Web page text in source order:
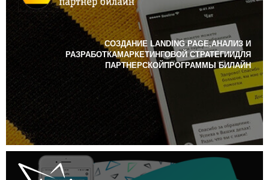
СОЗДАНИЕ LANDING PAGE,АНАЛИЗ И
РАЗРАБОТКАМАРКЕТИНГОВОЙ СТРАТЕГИИДЛЯ
ПАРТНЕРСКОЙПРОГРАММЫ БИЛАЙН